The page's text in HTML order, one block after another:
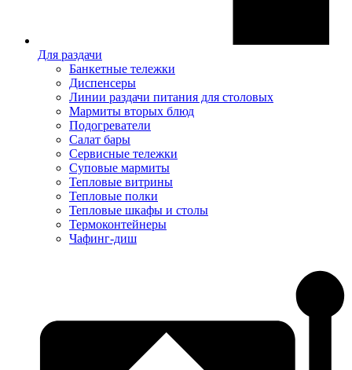
Для раздачи
Банкетные тележки
Диспенсеры
Линии раздачи питания для столовых
Мармиты вторых блюд
Подогреватели
Салат бары
Сервисные тележки
Суповые мармиты
Тепловые витрины
Тепловые полки
Тепловые шкафы и столы
Термоконтейнеры
Чафинг-диш